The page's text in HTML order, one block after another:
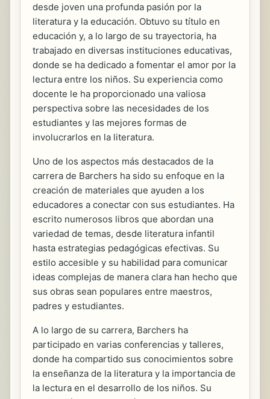
desde joven una profunda pasión por la
literatura y la educación. Obtuvo su título en
educación y, a lo largo de su trayectoria, ha
trabajado en diversas instituciones educativas,
donde se ha dedicado a fomentar el amor por la
lectura entre los niños. Su experiencia como
docente le ha proporcionado una valiosa
perspectiva sobre las necesidades de los
estudiantes y las mejores formas de
involucrarlos en la literatura.
Uno de los aspectos más destacados de la
carrera de Barchers ha sido su enfoque en la
creación de materiales que ayuden a los
educadores a conectar con sus estudiantes. Ha
escrito numerosos libros que abordan una
variedad de temas, desde literatura infantil
hasta estrategias pedagógicas efectivas. Su
estilo accesible y su habilidad para comunicar
ideas complejas de manera clara han hecho que
sus obras sean populares entre maestros,
padres y estudiantes.
A lo largo de su carrera, Barchers ha
participado en varias conferencias y talleres,
donde ha compartido sus conocimientos sobre
la enseñanza de la literatura y la importancia de
la lectura en el desarrollo de los niños. Su